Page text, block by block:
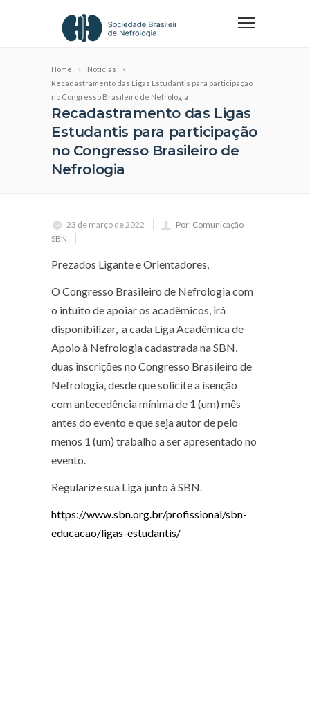
Home
Notícias
Recadastramento das Ligas Estudantis para participação
no Congresso Brasileiro de Nefrologia
Recadastramento das Ligas
Estudantis para participação
no Congresso Brasileiro de
Nefrologia
23 de março de 2022
Por: Comunicação
SBN
Prezados Ligante e Orientadores,
O Congresso Brasileiro de Nefrologia com
o intuito de apoiar os acadêmicos, irá
disponibilizar, a cada Liga Acadêmica de
Apoio à Nefrologia cadastrada na SBN,
duas inscrições no Congresso Brasileiro de
Nefrologia, desde que solicite a isenção
com antecedência mínima de 1 (um) mês
antes do evento e que seja autor de pelo
menos 1 (um) trabalho a ser apresentado no
evento.
Regularize sua Liga junto à SBN.
https://www.sbn.org.br/profissional/sbn-
educacao/ligas-estudantis/